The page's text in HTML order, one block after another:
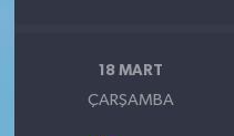
18 MART
ÇARŞAMBA